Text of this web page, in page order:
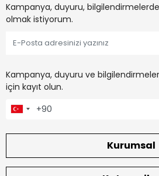
Kampanya, duyuru,
olmak istiyorum.
Kampanya, duyuru ve
için kayıt olun.
Kurumsal